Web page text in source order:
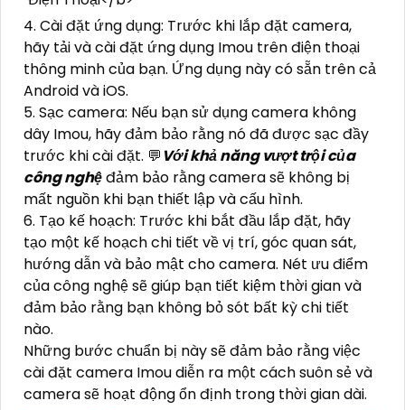
4. Cài đặt ứng dụng: Trước khi lắp đặt camera,
hãy tải và cài đặt ứng dụng Imou trên điện thoại
thông minh của bạn. Ứng dụng này có sẵn trên cả
Android và iOS.
5. Sạc camera: Nếu bạn sử dụng camera không
dây Imou, hãy đảm bảo rằng nó đã được sạc đầy
trước khi cài đặt. 💬 Với khả năng vượt trội của
công nghệđảm bảo rằng camera sẽ không bị
mất nguồn khi bạn thiết lập và cấu hình.
6. Tạo kế hoạch: Trước khi bắt đầu lắp đặt, hãy
tạo một kế hoạch chi tiết về vị trí, góc quan sát,
hướng dẫn và bảo mật cho camera. Nét ưu điểm
của công nghệ sẽ giúp bạn tiết kiệm thời gian và
đảm bảo rằng bạn không bỏ sót bất kỳ chi tiết
nào.
Những bước chuẩn bị này sẽ đảm bảo rằng việc
cài đặt camera Imou diễn ra một cách suôn sẻ và
camera sẽ hoạt động ổn định trong thời gian dài.